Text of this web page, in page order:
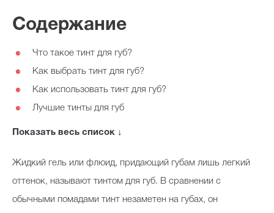
Вопрос эксперту
Папа может
Худеем правильно
Содержание
⚈ Что такое тинт для губ?
⚈ Как выбрать тинт для губ?
⚈ Как использовать тинт для губ?
⚈ Лучшие тинты для губ
⚈
Показать весь список ↓
Жидкий гель или флюид, придающий губам лишь легкий
оттенок, называют тинтом для губ. В сравнении с
обычными помадами тинт незаметен на губах, он